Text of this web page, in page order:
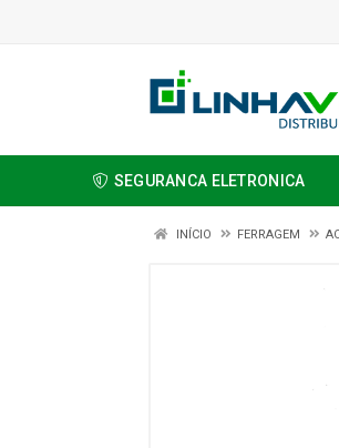
SEGURANCA ELETRONICA
INÍCIO FERRAGEM